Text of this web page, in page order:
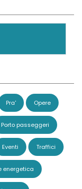
Pra' Opere
Porto passeggeri
Eventi Traffici
energetica